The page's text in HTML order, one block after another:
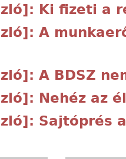
Ki fizeti a
A
A BDSZ
Nehéz az
Sajtóprés